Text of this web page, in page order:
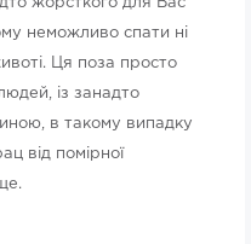
жорсткого для Вас
неможливо спати ні
Ця поза просто
із занадто
в такому випадку
від помірної